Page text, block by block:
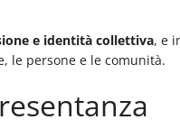
e identità collettiva, e
le persone e le comunità.